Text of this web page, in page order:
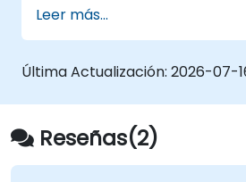
modelos de ML y
por LLM.
Leer más...
Última Actualización: 2026-07-
Reseñas(2)